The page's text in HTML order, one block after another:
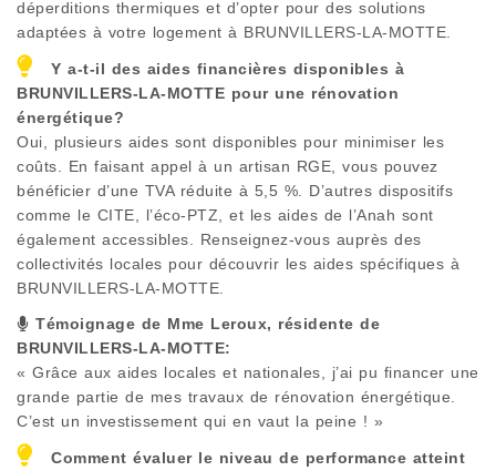
déperditions thermiques et d’opter pour des solutions
adaptées à votre logement à BRUNVILLERS-LA-MOTTE
Y a-t-il des aides financières disponibles à
BRUNVILLERS-LA-MOTTE pour une rénovation
énergétique?
Oui, plusieurs aides sont disponibles pour minimiser les
coûts. En faisant appel à un artisan RGE, vous pouvez
bénéficier d’une TVA réduite à 5,5 %. D’autres dispositifs
comme le CITE, l’éco-PTZ, et les aides de l’Anah sont
également accessibles. Renseignez-vous auprès des
collectivités locales pour découvrir les aides spécifiques à
BRUNVILLERS-LA-MOTTE
Témoignage de Mme Leroux, résidente de
BRUNVILLERS-LA-MOTTE:
« Grâce aux aides locales et nationales, j’ai pu financer une
grande partie de mes travaux de rénovation énergétique.
C’est un investissement qui en vaut la peine ! »
Comment évaluer le niveau de performance atteint